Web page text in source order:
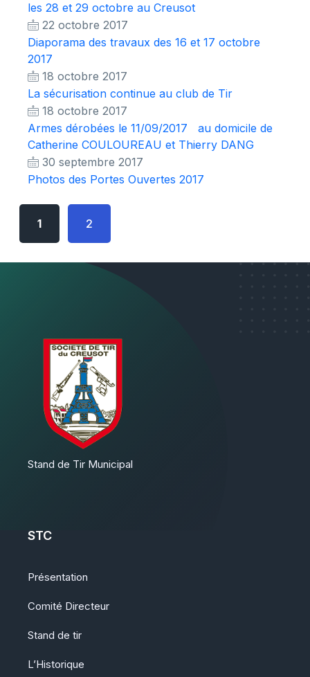
les 28 et 29 octobre au Creusot
22 octobre 2017
Diaporama des travaux des 16 et 17 octobre
2017
18 octobre 2017
La sécurisation continue au club de Tir
18 octobre 2017
Armes dérobées le 11/09/2017 au domicile de
Catherine COULOUREAU et Thierry DANG
30 septembre 2017
Photos des Portes Ouvertes 2017
1 2
Stand de Tir Municipal
STC
Présentation
Comité Directeur
Stand de tir
L’Historique